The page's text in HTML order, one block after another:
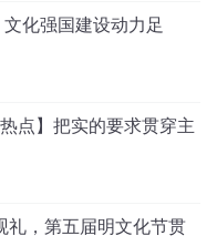
化强国建设动力足
点】把实的要求贯穿主
礼，第五届明文化节贯